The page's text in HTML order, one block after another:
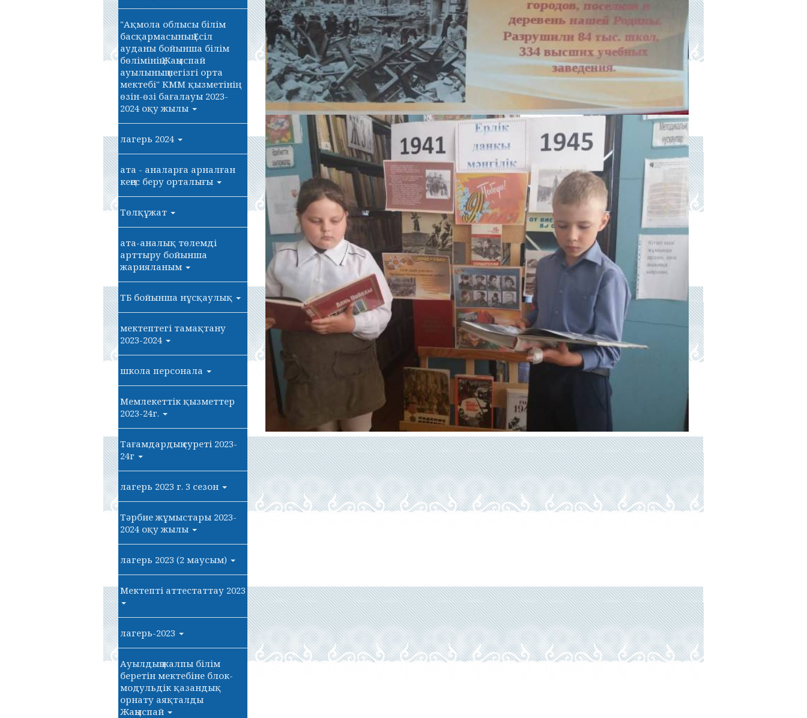
"Ақмола облысы білім
басқармасының Есіл
ауданы бойынша білім
бөлімінің Жаңыспай
ауылының негізгі орта
мектебі" КММ қызметінің
өзін-өзі бағалауы 2023-
2024 оқу жылы
лагерь 2024
ата - аналарға арналған
кеңес беру орталығы
Төлқұжат
ата-аналық төлемді
арттыру бойынша
жарияланым
ТБ бойынша нұсқаулық
мектептегі тамақтану
2023-2024
школа персонала
Мемлекеттік қызметтер
2023-24г.
Тағамдардың суреті 2023-
24г
лагерь 2023 г. 3 сезон
Тәрбие жұмыстары 2023-
2024 оқу жылы
лагерь 2023 (2 маусым)
Мектепті аттестаттау 2023
лагерь-2023
Ауылдың жалпы білім
беретін мектебіне блок-
модульдік қазандық
орнату аяқталды
Жаңыспай